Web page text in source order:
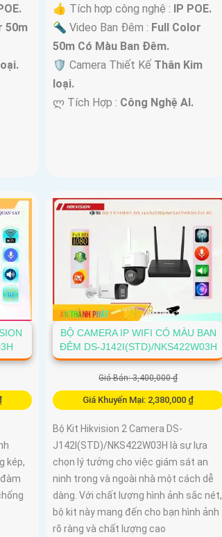
50m
👍 Tích hợp công nghệ : IP POE.
🔦 Video Ban Đêm : Full Color
50m Có Màu Ban Ðêm.
🛡 Camera Thiết Kế Thân Kim
loại.
️ლ Tích Hợp : Công Nghệ AI.
kép,
BỘ CAMERA IP WIFI CÓ MÀU BAN
ĐÊM DS-J142I(STD)/NKS422W03H
Giá Bán: 3,400,000 ₫
Giá Khuyến Mại: 2,380,000 ₫
Bộ Kit Hikvision 2 Camera DS-
J142I(STD)/NKS422W03H là sự lựa
chọn lý tưởng cho việc giám sát an
ninh trong và ngoài nhà một cách dễ
dàng. Với chất lượng hình ảnh sắc nét,
bộ kit này mang đến cho bạn hình ảnh
rõ ràng và chất lượng cao